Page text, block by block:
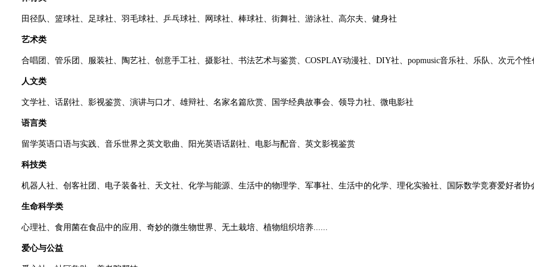
田径队、篮球社、足球社、羽毛球社、乒乓球社、网球社、棒球社、街舞社、游泳社、高尔夫、健身社
艺术类
合唱团、管乐团、服装社、陶艺社、创意手工社、摄影社、书法艺术与鉴赏、COSPLAY动漫社、DIY社、popmusic音乐社、乐队、次元个性
人文类
文学社、话剧社、影视鉴赏、演讲与口才、雄辩社、名家名篇欣赏、国学经典故事会、领导力社、微电影社
语言类
留学英语口语与实践、音乐世界之英文歌曲、阳光英语话剧社、电影与配音、英文影视鉴赏
科技类
机器人社、创客社团、电子装备社、天文社、化学与能源、生活中的物理学、军事社、生活中的化学、理化实验社、国际数学竞赛爱好者协
生命科学类
心理社、食用菌在食品中的应用、奇妙的微生物世界、无土栽培、植物组织培养......
爱心与公益